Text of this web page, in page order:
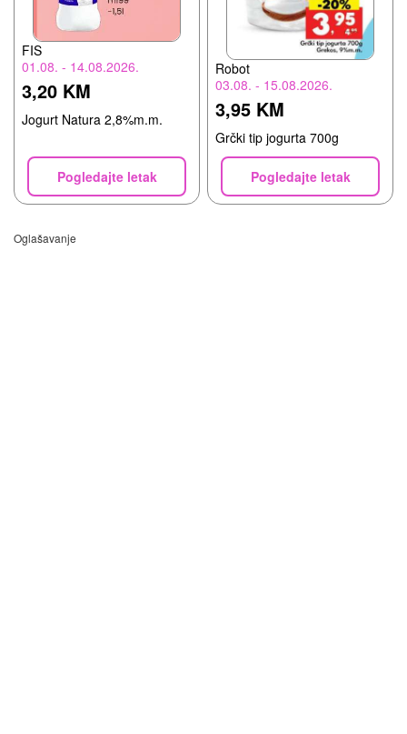
FIS
01.08. - 14.08.2026.
3,20 KM
Jogurt Natura 2,8%m.m.
Pogledajte letak
Robot
03.08. - 15.08.2026.
3,95 KM
Grčki tip jogurta 700g
Pogledajte letak
Oglašavanje